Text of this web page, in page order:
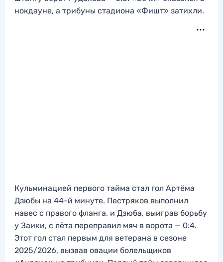
нокдауне, а трибуны стадиона «Фишт» затихли.
Кульминацией первого тайма стал гол Артёма
Дзюбы на 44-й минуте. Пестряков выполнил
навес с правого фланга, и Дзюба, выиграв борьбу
у Заики, с лёта переправил мяч в ворота — 0:4.
Этот гол стал первым для ветерана в сезоне
2025/2026, вызвав овации болельщиков